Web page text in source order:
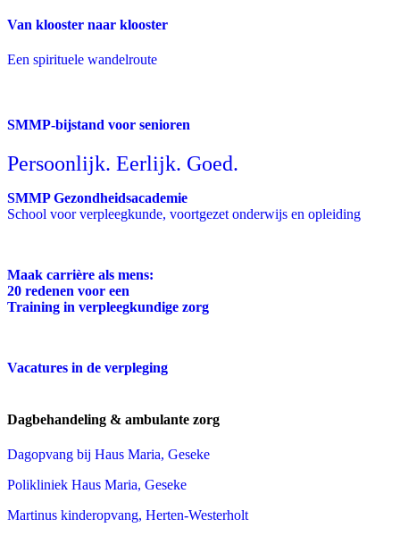
Van klooster naar klooster
Een spirituele wandelroute
SMMP-bijstand voor senioren
Persoonlijk. Eerlijk. Goed.
SMMP Gezondheidsacademie
School voor verpleegkunde, voortgezet onderwijs en opleiding
Maak carrière als mens:
20 redenen voor een
Training in verpleegkundige zorg
Vacatures in de verpleging
Dagbehandeling & ambulante zorg
Dagopvang bij Haus Maria, Geseke
Polikliniek Haus Maria, Geseke
Martinus kinderopvang, Herten-Westerholt